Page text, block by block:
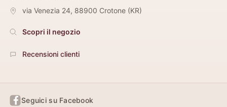
via Venezia 24, 88900 Crotone (KR)
Scopri il negozio
Recensioni clienti
Seguici su Facebook